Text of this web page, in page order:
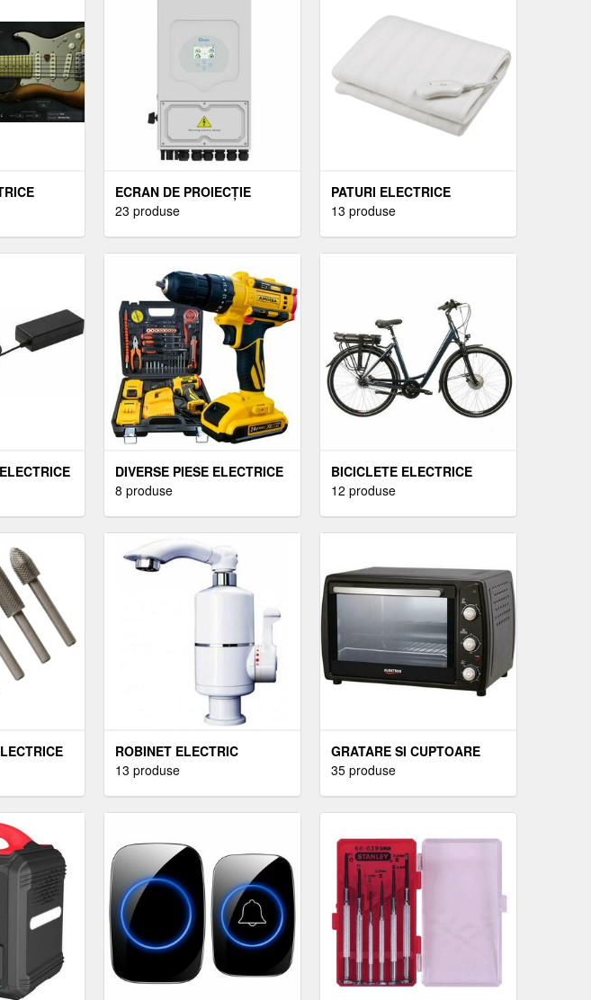
ECRAN DE PROIECȚIE
ELECTRIC
23 produse
PATURI ELECTRICE
13 produse
DIVERSE PIESE ELECTRICE
8 produse
BICICLETE ELECTRICE
12 produse
ROBINET ELECTRIC
13 produse
GRATARE SI CUPTOARE
ELECTRICE
35 produse